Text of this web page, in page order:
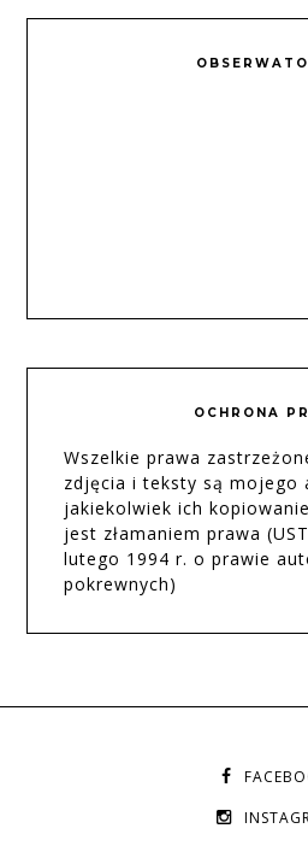
OCHRONA
Wszelkie prawa
zdjęcia i teksty są mojego
jakiekolwiek ich
jest złamaniem prawa
lutego 1994 r. o prawie
pokrewnych)